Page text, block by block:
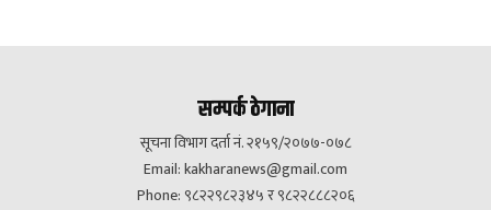
सम्पर्क ठेगाना
सूचना विभाग दर्ता नं. २१५९/२०७७-०७८
Email:kakharanews@gmail.com
Phone: ९८२२९८२३४५ र ९८२२८८८२०६